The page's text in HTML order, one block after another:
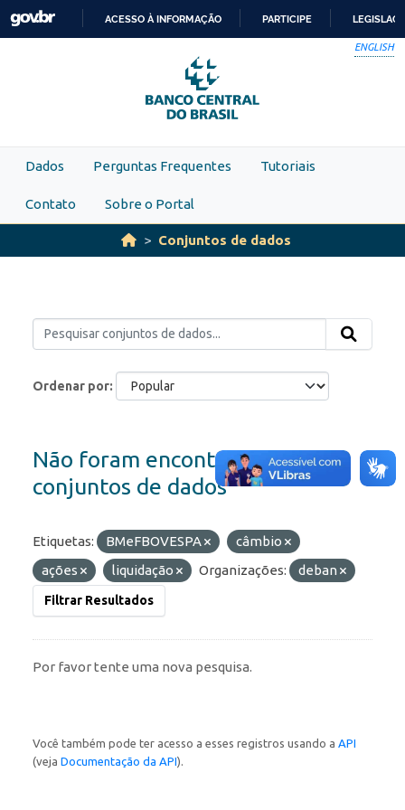
Skip to main content
PARA
O
CONTEÚDO
ACESSO À INFORMAÇÃO PARTICIPE
ENGLISH
Dados Perguntas Frequentes Tutoriais
Contato Sobre o Portal
Conjuntos de dados
Ordenar por
Não foram encontrados
conjuntos de dados
Etiquetas: BMeFBOVESPA
câmbio
ações
liquidação Organizações: deban
Filtrar Resultados
Por favor tente uma nova pesquisa.
Você também pode ter acesso a esses registros usando a API
(veja Documentação da API).